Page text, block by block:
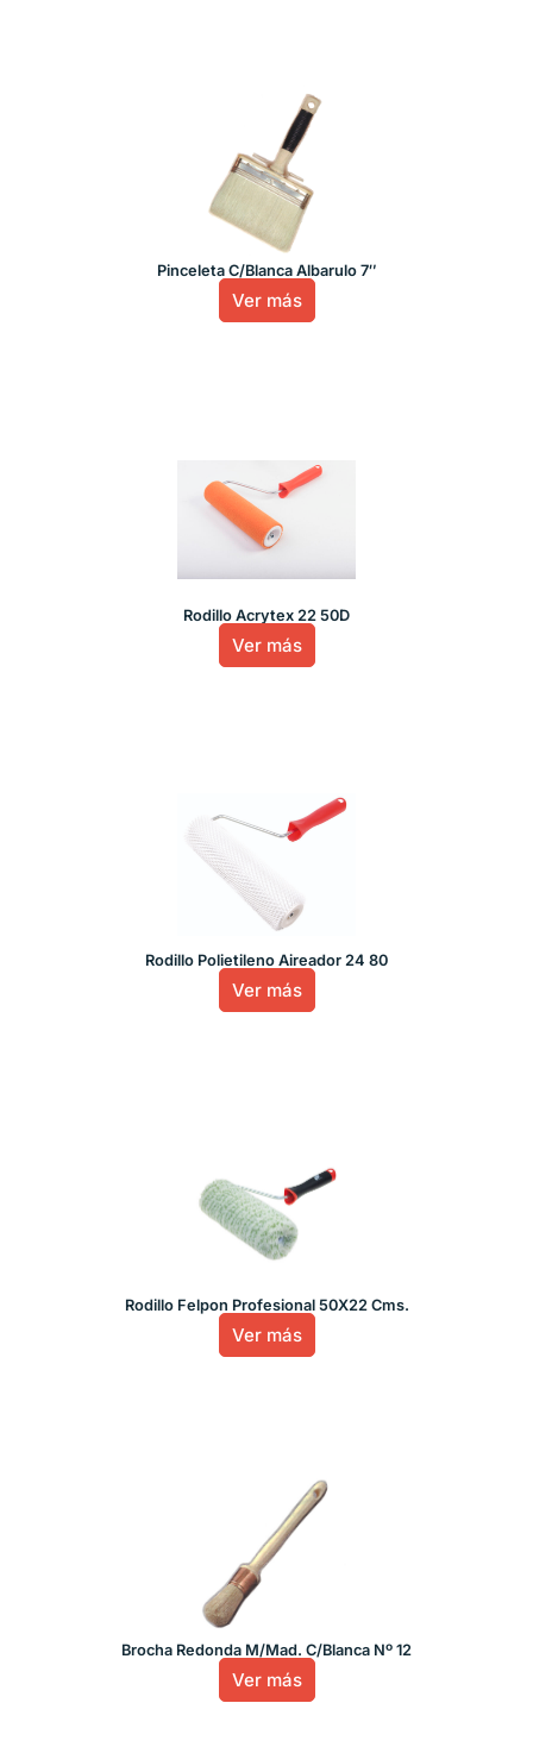
Pinceleta C/Blanca Albarulo 7″
Ver más
Rodillo Acrytex 22 50D
Ver más
Rodillo Polietileno Aireador 24 80
Ver más
Rodillo Felpon Profesional 50X22 Cms.
Ver más
Brocha Redonda M/Mad. C/Blanca Nº 12
Ver más